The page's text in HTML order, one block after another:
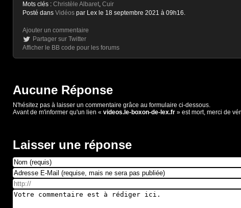
Mots clés : Christèle Albaret, Cuir
Posté dans Vidéos par Lex le 18 septembre 2021 à 09h16.
Ajouter un commentaire
Partager sur Twitter
Afficher le BB code pour les forums
Aucune Réponse
N'hésitez pas à laisser un commentaire grâce au formulaire ci-dessous.
Avant de m'informer qu'un lien « videos.le-boxon-de-lex.fr » est mort, merci de
Laisser une réponse